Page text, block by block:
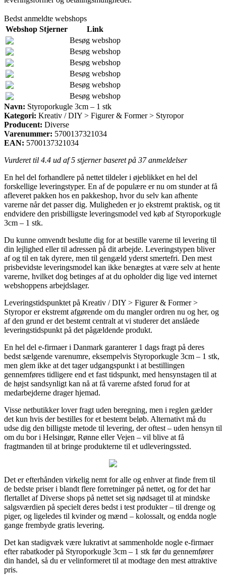
Bedst anmeldte webshops
Webshop Stjerner
Link
Besøg webshop
Besøg webshop
Besøg webshop
Besøg webshop
Besøg webshop
Besøg webshop
Navn: Styroporkugle 3cm – 1 stk
Kategori: Kreativ / DIY > Figurer & Former > Styropor
Producent: Diverse
Varenummer: 5700137321034
EAN: 5700137321034
Vurderet til 4.4 ud af 5 stjerner baseret på 37anmeldelser
En hel del forhandlere på nettet tildeler i øjeblikket en hel del
forskellige leveringstyper. En af de populære er nu om stunder at få
afleveret pakken hos en pakkeshop, hvor du selv kan afhente
varerne når det passer dig. Muligheden er jo ekstremt praktisk, og tit
endvidere den prisbilligste leveringsmodel ved køb af Styroporkugle
3cm – 1 stk.
Du kunne omvendt beslutte dig for at bestille varerne til levering til
din lejlighed eller til adressen på dit arbejde. Leveringstypen bliver
af og til en tak dyrere, men til gengæld yderst smertefri. Den mest
prisbevidste leveringsmodel kan ikke benægtes at være selv at hente
varerne, hvilket dog betinges af at du opholder dig lige ved internet
webshoppens arbejdslager.
Leveringstidspunktet på Kreativ / DIY > Figurer & Former >
Styropor er ekstremt afgørende om du mangler ordren nu og her, og
af den grund er det bestemt centralt at vi studerer det anslåede
leveringstidspunkt på det pågældende produkt.
En hel del e-firmaer i Danmark garanterer 1 dags fragt på deres
bedst sælgende varenumre, eksempelvis Styroporkugle 3cm – 1 stk,
men glem ikke at det tager udgangspunkt i at bestillingen
gennemføres tidligere end et fast tidspunkt, med hensynstagen til at
de højst sandsynligt kan nå at få varerne afsted forud for at
medarbejderne drager hjemad.
Visse netbutikker lover fragt uden beregning, men i reglen gælder
det kun hvis der bestilles for et bestemt beløb. Alternativt må du
udse dig den billigste metode til levering, der oftest – uden hensyn til
om du bor i Helsingør, Rønne eller Vejen – vil blive at få
fragtmanden til at bringe produkterne til et udleveringssted.
Det er efterhånden virkelig nemt for alle og enhver at finde frem til
de bedste priser i blandt flere forretninger på nettet, og for det har
flertallet af Diverse shops på nettet set sig nødsaget til at mindske
salgsværdien på specielt deres bedst i test produkter – til drenge og
piger, og ligeledes til kvinder og mænd – kolossalt, og endda nogle
gange frembyde gratis levering.
Det kan stadigvæk være lukrativt at sammenholde nogle e-firmaer
efter rabatkoder på Styroporkugle 3cm – 1 stk før du gennemfører
din handel, så du er velinformeret til at modtage den mest attraktive
pris.